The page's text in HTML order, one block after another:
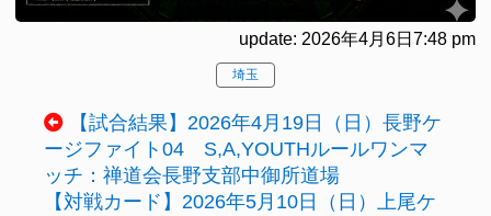
update: 2026年4月6日7:48 pm
埼玉
【試合結果】2026年4月19日（日）長野ケ
ージファイト04 S,A,YOUTHルールワンマ
ッチ：禅道会長野支部中御所道場
【対戦カード】2026年5月10日（日）上尾ケ